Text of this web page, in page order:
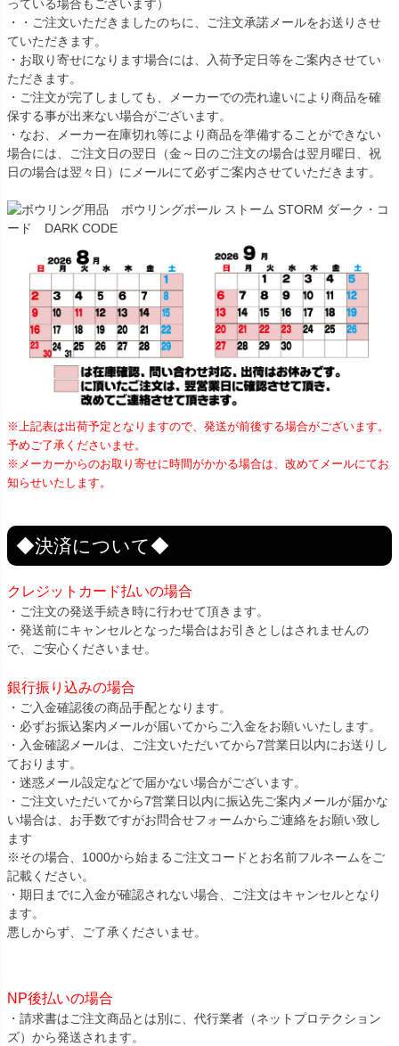
っている場合もございます）
・・ご注文いただきましたのちに、ご注文承諾メールをお送りさせ
ていただきます。
・お取り寄せになります場合には、入荷予定日等をご案内させてい
ただきます。
・ご注文が完了しましても、メーカーでの売れ違いにより商品を確
保する事が出来ない場合がございます。
・なお、メーカー在庫切れ等により商品を準備することができない
場合には、ご注文日の翌日（金～日のご注文の場合は翌月曜日、祝
日の場合は翌々日）にメールにて必ずご案内させていただきます。
※上記表は出荷予定となりますので、発送が前後する場合がございます。
予めご了承くださいませ。
※メーカーからのお取り寄せに時間がかかる場合は、改めてメールにてお
知らせいたします。
◆決済について◆
クレジットカード払いの場合
・ご注文の発送手続き時に行わせて頂きます。
・発送前にキャンセルとなった場合はお引きとしはされませんの
で、ご安心くださいませ。
銀行振り込みの場合
・ご入金確認後の商品手配となります。
・必ずお振込案内メールが届いてからご入金をお願いいたします。
・入金確認メールは、ご注文いただいてから7営業日以内にお送りし
ております。
・迷惑メール設定などで届かない場合がございます。
・ご注文いただいてから7営業日以内に振込先ご案内メールが届かな
い場合は、お手数ですがお問合せフォームからご連絡をお願い致し
ます
※その場合、1000から始まるご注文コードとお名前フルネームをご
記載ください。
・期日までに入金が確認されない場合、ご注文はキャンセルとなり
ます。
悪しからず、ご了承くださいませ。
NP後払いの場合
・請求書はご注文商品とは別に、代行業者（ネットプロテクション
ズ）から発送されます。